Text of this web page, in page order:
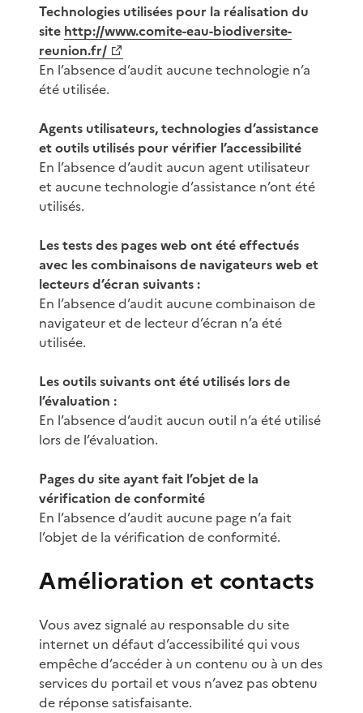
Technologies utilisées pour la réalisation du
site http://www.comite-eau-biodiversite-
reunion.fr/
En l’absence d’audit aucune technologie n’a
été utilisée.
Agents utilisateurs, technologies d’assistance
et outils utilisés pour vérifier l’accessibilité
En l’absence d’audit aucun agent utilisateur
et aucune technologie d’assistance n’ont été
utilisés.
Les tests des pages web ont été effectués
avec les combinaisons de navigateurs web et
lecteurs d’écran suivants :
En l’absence d’audit aucune combinaison de
navigateur et de lecteur d’écran n’a été
utilisée.
Les outils suivants ont été utilisés lors de
l’évaluation :
En l’absence d’audit aucun outil n’a été utilisé
lors de l’évaluation.
Pages du site ayant fait l’objet de la
vérification de conformité
En l’absence d’audit aucune page n’a fait
l’objet de la vérification de conformité.
Amélioration et contacts
Vous avez signalé au responsable du site
internet un défaut d’accessibilité qui vous
empêche d’accéder à un contenu ou à un des
services du portail et vous n’avez pas obtenu
de réponse satisfaisante.